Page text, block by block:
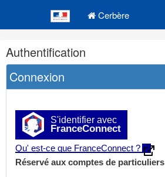
Cerbère
Navigation
et
outils
annexes
Authentification
Connexion
S'identifier avec
FranceConnect
Qu' est-ce que FranceConnect ?
Réservé aux comptes de particuliers